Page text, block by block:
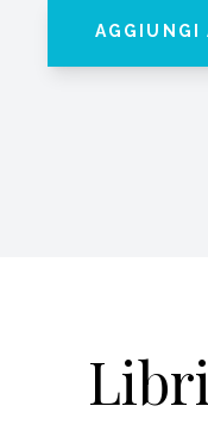
AGGIUNGI